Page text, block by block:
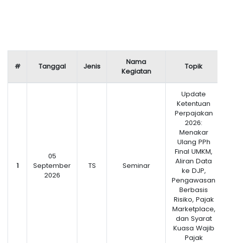
# Tanggal Jenis
Nama
Kegiatan
Topik
1
05
September
2026
TS Seminar
Update
Ketentuan
Perpajakan
2026:
Menakar
Ulang PPh
Final UMKM,
Aliran Data
ke DJP,
Pengawasan
Berbasis
Risiko, Pajak
Marketplace,
dan Syarat
Kuasa Wajib
Pajak